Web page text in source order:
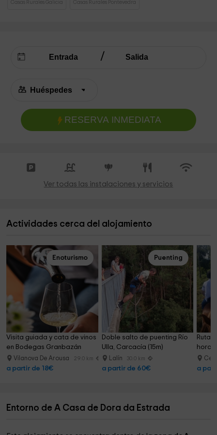
Casas Rurales Galicia Casas Rurales Pontevedra
RESERVA INMEDIATA
Ver todas las instalaciones y servicios
Actividades cerca del alojamiento
Enoturismo
Visita guiada y cata de vinos
en Bodegas Granbazán
Vilanova De Arousa 29.0 km
a partir de 18€
Puenting
Doble salto de puenting Río
Ulla, Carcacía (15m)
Lalín 30.0 km
a partir de 60€
Ruta
hora
a
Entorno de A Casa de Dora da Estrada